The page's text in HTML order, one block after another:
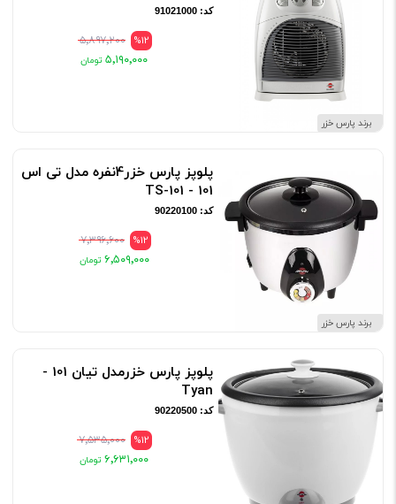
برند پارس خزر
کد: 91021000
%12 ۵٬۸۹۷٬۲۰۰
۵٬۱۹۰٬۰۰۰
برند پارس خزر
پلوپز پارس خزر4نفره مدل تی اس
101 - TS-101
کد: 90220100
%12 ۷٬۳۹۶٬۶۰۰
۶٬۵۰۹٬۰۰۰
پلوپز پارس خزرمدل تیان 101 -
Tyan
کد: 90220500
%12 ۷٬۵۳۵٬۰۰۰
۶٬۶۳۱٬۰۰۰